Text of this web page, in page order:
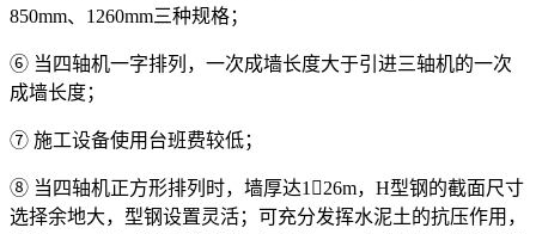
850mm、1260mm三种规格；
⑥ 当四轴机一字排列，一次成墙长度大于引进三轴机的一次
成墙长度；
⑦ 施工设备使用台班费较低；
⑧ 当四轴机正方形排列时，墙厚达126m，H型钢的截面尺寸
选择余地大，型钢设置灵活；可充分发挥水泥土的抗压作用，